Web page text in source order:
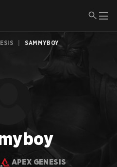
SAMMYBOY
APEX GENESIS